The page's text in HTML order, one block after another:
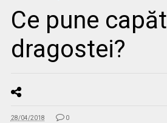
Ce pune capăt
dragostei?
28/04/2018 0